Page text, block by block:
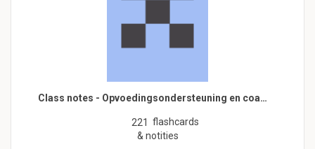
Class notes - Opvoedingsondersteuning en coa…
221 flashcards
& notities